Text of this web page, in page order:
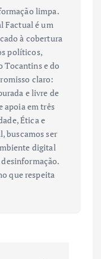
limpa.
Factual é um
à cobertura
políticos,
Tocantins e do
claro:
e livre de
apoia em três
Ética e
buscamos ser
digital
que respeita